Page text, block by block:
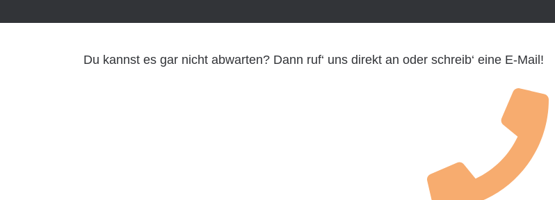
Du kannst es gar nicht abwarten? Dann ruf‘ uns direkt an oder schreib‘ eine E-Mail!